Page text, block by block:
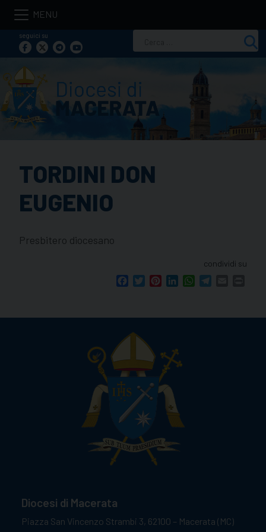
Skip
contentseguici su
per:
TORDINI DON
EUGENIO
Presbitero diocesano
condividi su
FacebookTwitterPinterestLinkedInWhatsApp
Diocesi di Macerata
Piazza San Vincenzo Strambi 3, 62100 – Macerata (MC)